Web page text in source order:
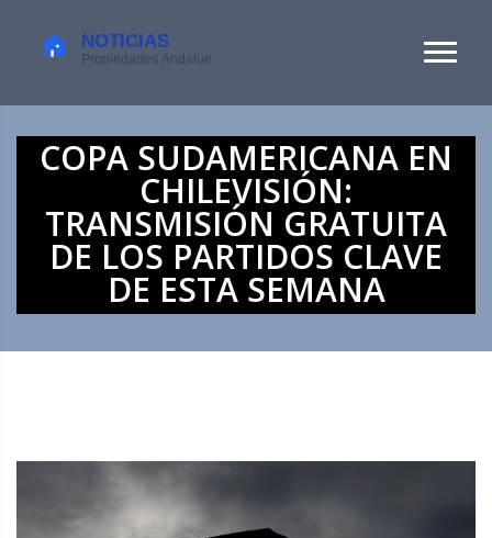
COPA SUDAMERICANA EN
CHILEVISIÓN:
TRANSMISIÓN GRATUITA
DE LOS PARTIDOS CLAVE
DE ESTA SEMANA